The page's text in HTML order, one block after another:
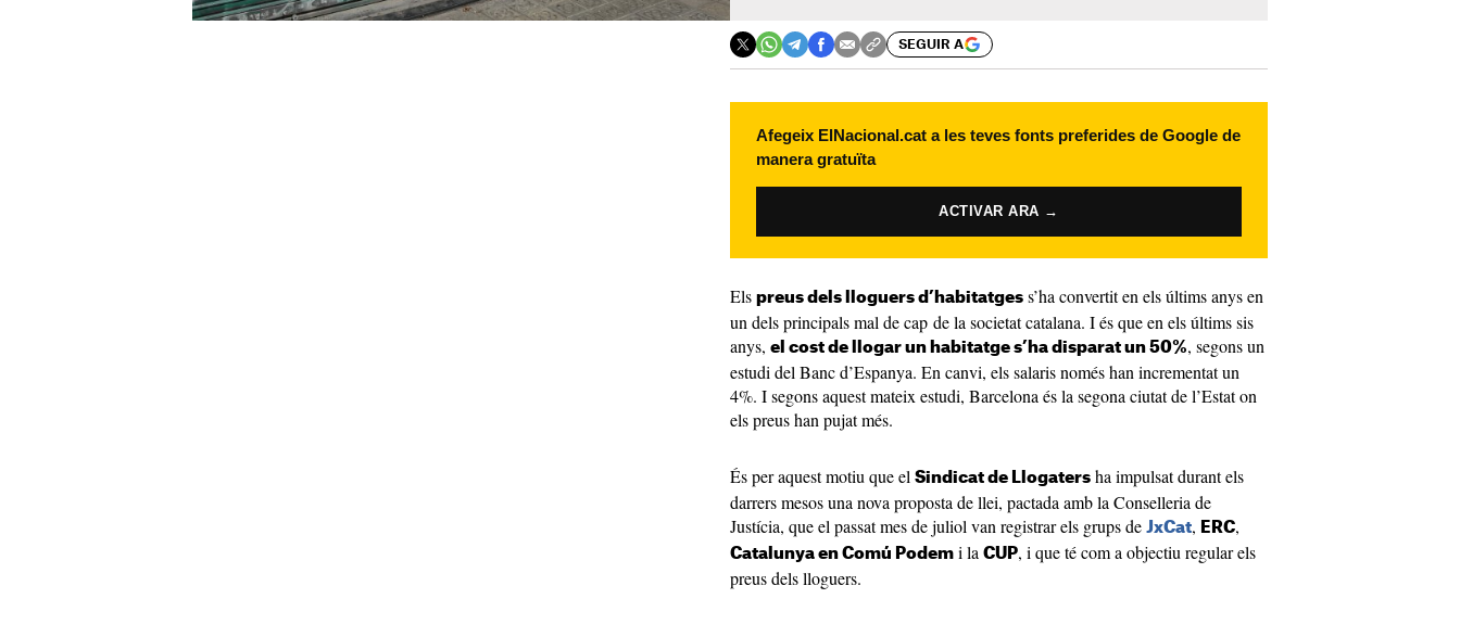
SEGUIR A
Afegeix ElNacional.cat a les teves fonts preferides de Google de
manera gratuïta
ACTIVAR ARA →
Els preus dels lloguers d’habitatges s’ha convertit en els últims anys en
un dels principals mal de cap de la societat catalana. I és que en els últims sis
anys, el cost de llogar un habitatge s’ha disparat un 50%, segons un
estudi del Banc d’Espanya. En canvi, els salaris només han incrementat un
4%. I segons aquest mateix estudi, Barcelona és la segona ciutat de l’Estat on
els preus han pujat més.
És per aquest motiu que el Sindicat de Llogaters ha impulsat durant els
darrers mesos una nova proposta de llei, pactada amb la Conselleria de
Justícia, que el passat mes de juliol van registrar els grups de JxCat, ERC,
Catalunya en Comú Podem i la CUP, i que té com a objectiu regular els
preus dels lloguers.